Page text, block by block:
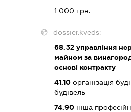
1 000 грн.
dossier.kveds:
68.32 управління
майном за
основі контракту
41.10 організація
будівель
74.90 інша